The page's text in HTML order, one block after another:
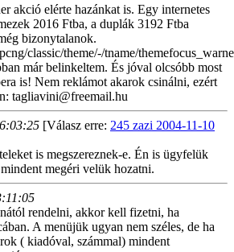
akció elérte hazánkat is. Egy internetes
2016 Ftba, a duplák 3192 Ftba
bizonytalanok.
classic/theme/-/tname/
már belinkeltem. És jóval olcsóbb most
is! Nem reklámot akarok csinálni, ezért
tagliavini@freemail.hu
[Válasz erre: 245 zazi 2004-11-10
is megszereznek-e. Én is ügyfelük
megéri velük hozatni.
rendelni, akkor kell fizetni, ha
A menüjük ugyan nem széles, de ha
( kiadóval, számmal) mindent